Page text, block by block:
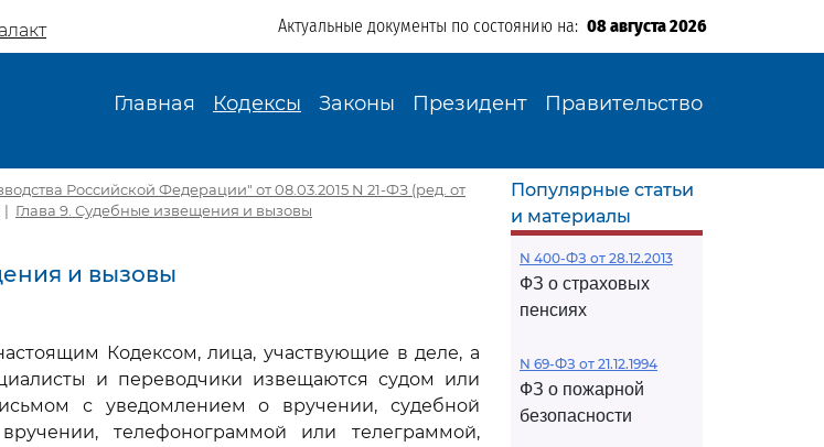
Актуальные документы по состоянию на: 08 августа 2026
Главная Кодексы Законы Президент Правительство
Российской Федерации" от 08.03.2015 N 21-ФЗ (ред. от
| Глава 9. Судебные извещения и вызовы
и вызовы
Кодексом, лица, участвующие в деле, а
и переводчики извещаются судом или
с уведомлением о вручении, судебной
телефонограммой или телеграммой,
Популярные статьи
и материалы
N 400-ФЗ от 28.12.2013
ФЗ о страховых
пенсиях
N 69-ФЗ от 21.12.1994
ФЗ о пожарной
безопасности